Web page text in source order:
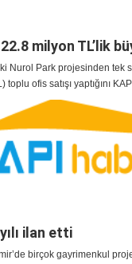
milyon TL’lik
Nurol Park projesinden tek
ofis satışı yaptığını
ilan etti
birçok gayrimenkul